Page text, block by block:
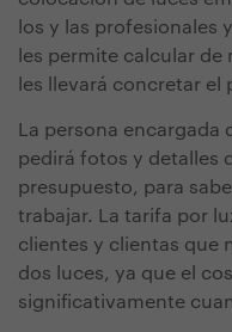
los y las profesionales
les permite calcular
les llevará concretar el
La persona encargada
pedirá fotos y detalles
presupuesto, para
trabajar. La tarifa por
clientes y clientas que
dos luces, ya que el
significativamente